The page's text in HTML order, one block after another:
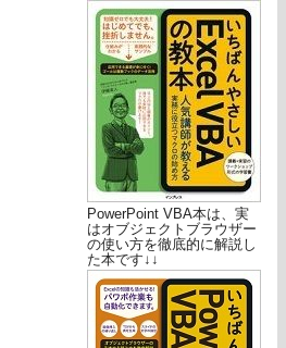
PowerPoint VBA本は、実
はオブジェクトブラウザー
の使い方を徹底的に解説し
た本です↓↓